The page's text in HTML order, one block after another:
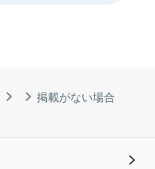
掲載がない場合